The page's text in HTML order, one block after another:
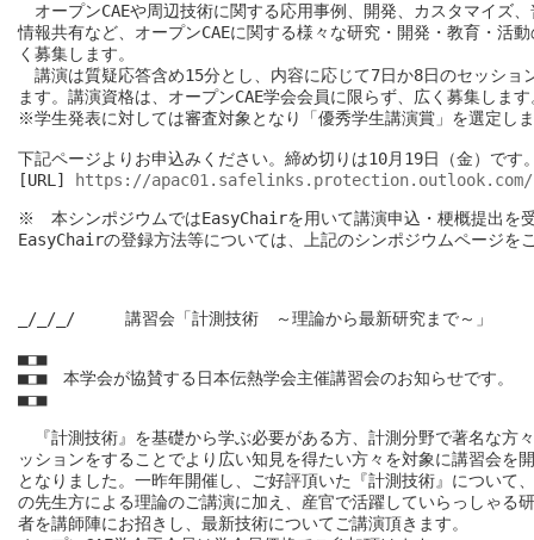
オープンCAEや周辺技術に関する応用事例、開発、カスタマイズ
情報共有など、オープンCAEに関する様々な研究・開発・教育・活
く募集します。
講演は質疑応答含め15分とし、内容に応じて7日か8日のセッショ
ます。講演資格は、オープンCAE学会会員に限らず、広く募集します
※学生発表に対しては審査対象となり「優秀学生講演賞」を選定し
下記ページよりお申込みください。締め切りは10月19日（金）です
[URL]
https://apac01.safelinks.protection.outlook.com/
※　本シンポジウムではEasyChairを用いて講演申込・梗概提出を
EasyChairの登録方法等については、上記のシンポジウムページを
_/_/_/　　　講習会「計測技術　～理論から最新研究まで～」　
■□■
■□■　本学会が協賛する日本伝熱学会主催講習会のお知らせです。
■□■
『計測技術』を基礎から学ぶ必要がある方、計測分野で著名な方
ッションをすることでより広い知見を得たい方々を対象に講習会を
となりました。一昨年開催し、ご好評頂いた『計測技術』について
の先生方による理論のご講演に加え、産官で活躍していらっしゃる
者を講師陣にお招きし、最新技術についてご講演頂きます。